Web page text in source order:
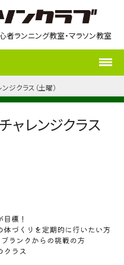
者ランニング教室・マラソン教室
ジクラス（土曜）
ャレンジクラス